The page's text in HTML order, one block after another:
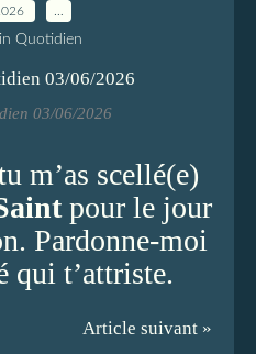
Quotidien
03/06/2026
m’as scellé(e)
pour le jour
Pardonne-moi
qui t’attriste.
Article suivant »